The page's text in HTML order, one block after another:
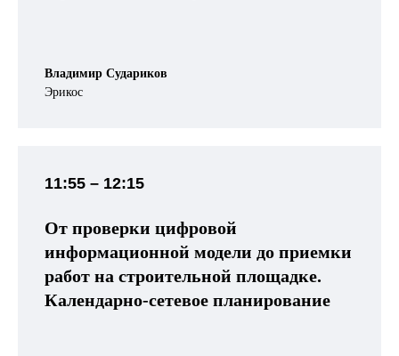
Владимир Судариков
Эрикос
11:55 – 12:15
От проверки цифровой
информационной модели до приемки
работ на строительной площадке.
Календарно-сетевое планирование